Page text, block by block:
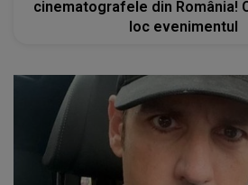
cinematografele din România!
loc evenimentul